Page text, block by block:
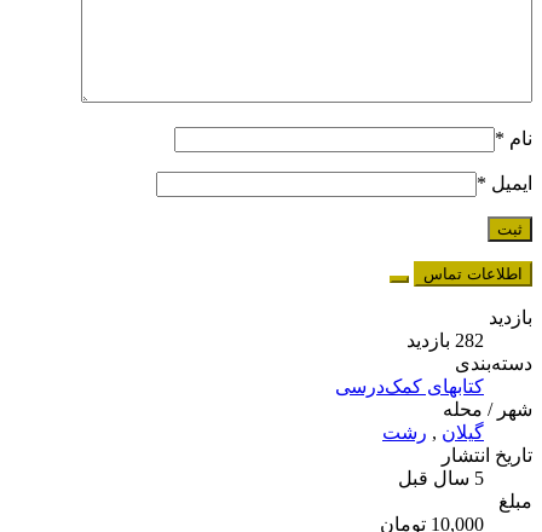
نام *
ایمیل *
اطلاعات تماس
بازدید
282 بازدید
دسته‌بندی
کتابهای کمک‌درسی
شهر / محله
گیلان, رشت
تاریخ انتشار
5 سال قبل
مبلغ
10,000 تومان